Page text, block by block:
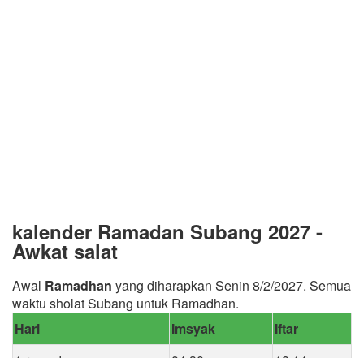
kalender Ramadan Subang 2027 -
Awkat salat
Awal Ramadhan yang diharapkan Senin 8/2/2027. Semua
waktu sholat Subang untuk Ramadhan.
Hari
Imsyak
Iftar